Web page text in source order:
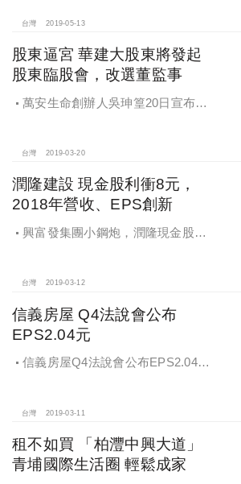
台灣 2019-05-13
股東逼宮 華建大股東將發起
股東臨股會，改選董監事
萬安生命創辦人吳珅篁20日宣布，
台灣 2019-03-20
潤隆建設 現金股利衝8元，
2018年營收、EPS創新
興富發集團小鋼炮，潤隆現金股利
台灣 2019-03-12
信義房屋 Q4法說會公布
EPS2.04元
信義房屋Q4法說會公布EPS2.04元
台灣 2019-03-11
租不如買 「柏灃中興大道」
青埔國際生活圈 輕鬆成家